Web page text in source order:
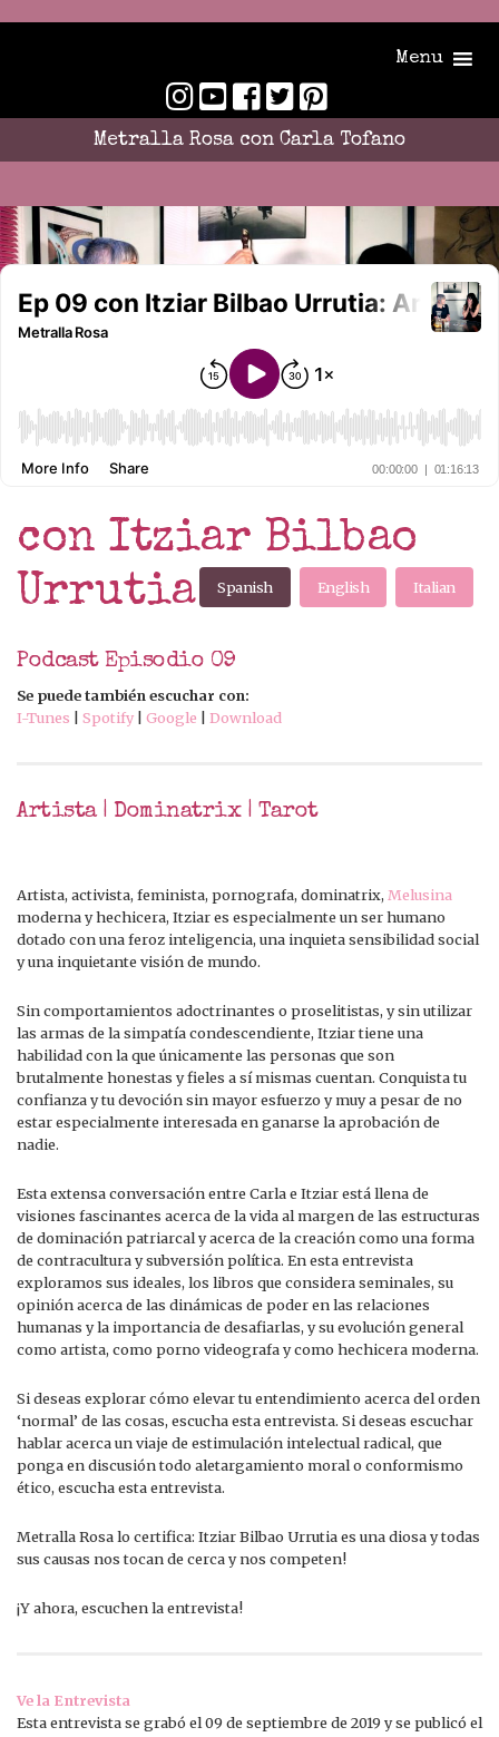
Menu
Metralla Rosa con Carla Tofano
con Itziar Bilbao
Urrutia
Spanish English Italian
Podcast Episodio 09
Se puede también escuchar con:
I-Tunes
Spotify Google Download
Artista | Dominatrix | Tarot
Artista, activista, feminista, pornografa, dominatrix, Melusina
moderna y hechicera, Itziar es especialmente un ser humano
dotado con una feroz inteligencia, una inquieta sensibilidad social
y una inquietante visión de mundo.
Sin comportamientos adoctrinantes o proselitistas, y sin utilizar
las armas de la simpatía condescendiente, Itziar tiene una
habilidad con la que únicamente las personas que son
brutalmente honestas y fieles a sí mismas cuentan. Conquista tu
confianza y tu devoción sin mayor esfuerzo y muy a pesar de no
estar especialmente interesada en ganarse la aprobación de
nadie.
Esta extensa conversación entre Carla e Itziar está llena de
visiones fascinantes acerca de la vida al margen de las estructuras
de dominación patriarcal y acerca de la creación como una forma
de contracultura y subversión política. En esta entrevista
exploramos sus ideales, los libros que considera seminales, su
opinión acerca de las dinámicas de poder en las relaciones
humanas y la importancia de desafiarlas, y su evolución general
como artista, como porno videografa y como hechicera moderna.
Si deseas explorar cómo elevar tu entendimiento acerca del orden
‘normal’ de las cosas, escucha esta entrevista. Si deseas escuchar
hablar acerca un viaje de estimulación intelectual radical, que
ponga en discusión todo aletargamiento moral o conformismo
ético, escucha esta entrevista.
Metralla Rosa lo certifica: Itziar Bilbao Urrutia es una diosa y todas
sus causas nos tocan de cerca y nos competen!
¡Y ahora, escuchen la entrevista!
Ve la Entrevista
Esta entrevista se grabó el 09 de septiembre de 2019 y se publicó el